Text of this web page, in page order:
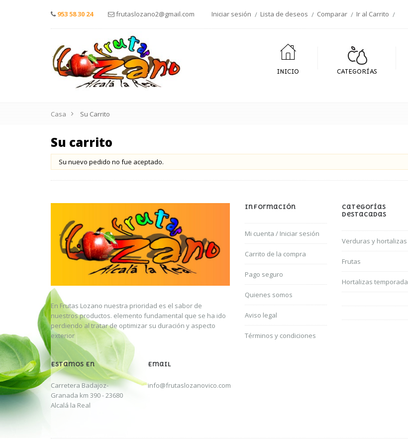
953 58 30 24 frutaslozano2@gmail.com Iniciar sesión Lista de deseos Comparar Ir al Carrito
INICIO CATEGORÍAS
Casa Su Carrito
Su carrito
Su nuevo pedido no fue aceptado.
En Frutas Lozano nuestra prioridad es el sabor de
nuestros productos. elemento fundamental que se ha ido
perdiendo al tratar de optimizar su duración y aspecto
exterior
Estamos En
Carretera Badajoz-
Granada km 390 -23680
Alcalá la Real
Email
info@frutaslozanovico.com
Información
Mi cuenta / Iniciar sesión
Carrito de la compra
Pago seguro
Quienes somos
Aviso legal
Términos y condiciones
Categorías
Destacadas
Verduras y hortalizas
Frutas
Hortalizas temporada